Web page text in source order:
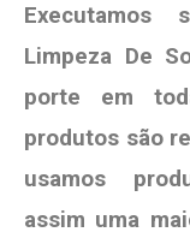
Executamos
Limpeza De
porte em
produtos são
usamos
assim uma